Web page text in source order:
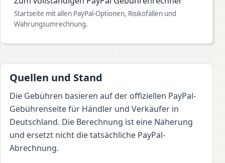
Startseite mit allen PayPal-Optionen, Risikofällen und
Währungsumrechnung.
Quellen und Stand
Die Gebühren basieren auf der offiziellen PayPal-
Gebührenseite für Händler und Verkäufer in
Deutschland. Die Berechnung ist eine Näherung
und ersetzt nicht die tatsächliche PayPal-
Abrechnung.